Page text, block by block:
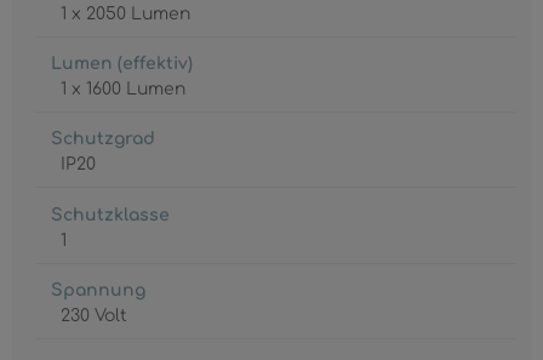
1 x 2050 Lumen
Lumen (effektiv)
1 x 1600 Lumen
Schutzgrad
IP20
Schutzklasse
1
Spannung
230 Volt